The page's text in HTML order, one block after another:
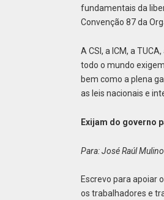
fundamentais da
Convenção 87 da
A CSI, a ICM, a
todo o mundo
bem como a plena
as leis nacionais e
Exijam do governo
Para: José Raúl
Escrevo para apoiar
os trabalhadores e